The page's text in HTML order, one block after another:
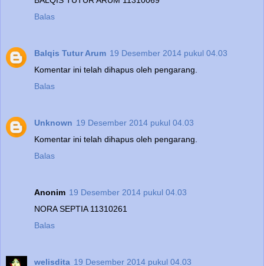
Balas
Balqis Tutur Arum 19 Desember 2014 pukul 04.03
Komentar ini telah dihapus oleh pengarang.
Balas
Unknown 19 Desember 2014 pukul 04.03
Komentar ini telah dihapus oleh pengarang.
Balas
Anonim 19 Desember 2014 pukul 04.03
NORA SEPTIA 11310261
Balas
welisdita 19 Desember 2014 pukul 04.03